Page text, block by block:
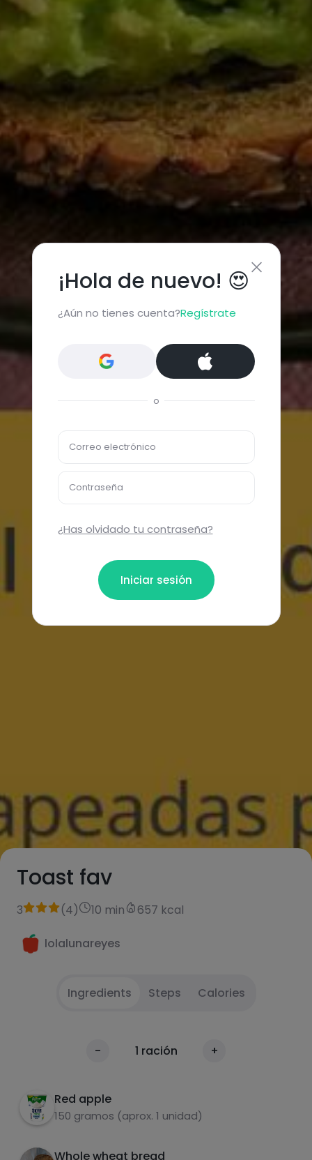
Toast fav
3 (4) 10 min 657 kcal
lolalunareyes
Ingredients Steps Calories
- 1 ración +
Red apple
150 gramos (aprox. 1 unidad)
Whole wheat bread
Cook the egg or make an omelet, heat the
bread in the meantime and add the
¡Hola de nuevo! 😍
¿Aún no tienes cuenta?Regístrate
o
Correo electrónico
Contraseña
¿Has olvidado tu contraseña?
Iniciar sesión